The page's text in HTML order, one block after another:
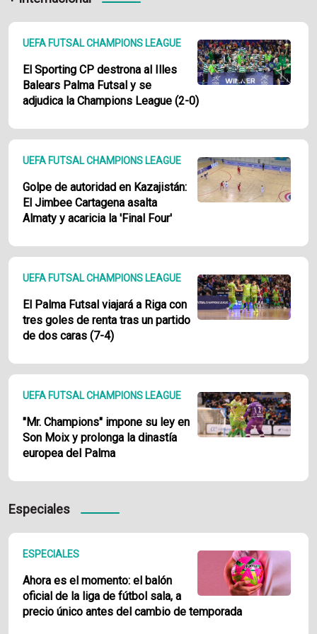
UEFA FUTSAL CHAMPIONS LEAGUE
El Sporting CP destrona al Illes
Balears Palma Futsal y se
adjudica la Champions League (2-0)
UEFA FUTSAL CHAMPIONS LEAGUE
Golpe de autoridad en Kazajistán:
El Jimbee Cartagena asalta
Almaty y acaricia la 'Final Four'
UEFA FUTSAL CHAMPIONS LEAGUE
El Palma Futsal viajará a Riga con
tres goles de renta tras un partido
de dos caras (7-4)
UEFA FUTSAL CHAMPIONS LEAGUE
"Mr. Champions" impone su ley en
Son Moix y prolonga la dinastía
europea del Palma
Especiales
ESPECIALES
Ahora es el momento: el balón
oficial de la liga de fútbol sala, a
precio único antes del cambio de temporada